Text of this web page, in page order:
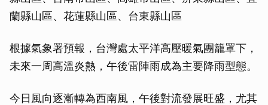
蘭縣山區、花蓮縣山區、台東縣山區
根據氣象署預報，台灣處太平洋高壓暖氣團籠罩下，
未來一周高溫炎熱，午後雷陣雨成為主要降雨型態。
今日風向逐漸轉為西南風，午後對流發展旺盛，尤其